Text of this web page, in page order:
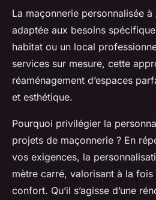
La maçonnerie personnalisée
adaptée aux besoins
habitat ou un local
services sur mesure, cette
réaménagement d’espaces
et esthétique.
Pourquoi privilégier la
projets de maçonnerie ? En
vos exigences, la
mètre carré, valorisant à la
confort. Qu’il s’agisse d’une